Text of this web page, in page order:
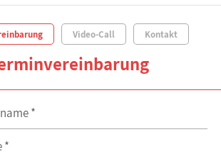
Video-Call Kontakt
*
*